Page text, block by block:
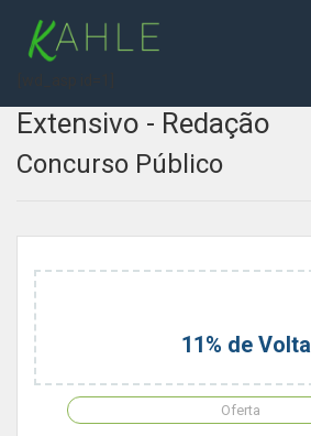
Extensivo - Redação
Concurso Público
11% de Volta
Oferta